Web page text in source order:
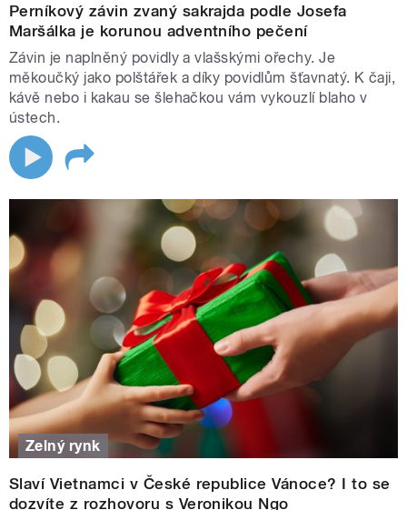
Nová vánoční pohádka připravená exkluzivně pro vysílání
Českého rozhlasu. Příběh spojuje současné prostředí s
jemným humorem a tradiční vánoční atmosférou. Díky
výraznému hereckému obsazení a pečlivé zvukové režii
navazuje na nejlepší tradici rozhlasové pohádkové tvorby.
Tajemství 13. nástupiště (Dvojka, 26. prosince)
Dobrodružná rodinná premiéra s prvky fantasy, která
posluchače zavede do skrytého světa mezi realitou a
fantazií. Vhodná pro větší děti i dospělé, kteří ocení
propracovaný zvukový design a dramatické tempo
vyprávění.
Tragédie Liblice (Vltava , Silvestr)
Autorská inscenace, v níž si soubor Vosto5 pohrává s vizí
budoucnosti rozhlasového vysílání. Projekt kombinuje
dokumentární prvky, nadsázku a originální práci s
prostředím rozhlasového studia. Vypravěčem je Tomáš
Hanák, který inscenaci dodává specifický tón.
Perníkový závin zvaný sakrajda podle Josefa
Maršálka je korunou adventního pečení
Závin je naplněný povidly a vlašskými ořechy. Je
měkoučký jako polštářek a díky povidlům šťavnatý. K čaji,
kávě nebo i kakau se šlehačkou vám vykouzlí blaho v
ústech.
Zelný rynk
Slaví Vietnamci v České republice Vánoce? I to se
dozvíte z rozhovoru s Veronikou Ngo